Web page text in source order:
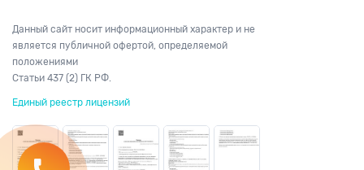
Данный сайт носит информационный характер и не
является публичной офертой, определяемой
положениями
Статьи 437 (2) ГК РФ.
Единый реестр лицензий